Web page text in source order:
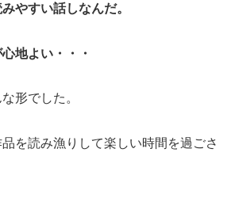
やすい話しなんだ。
地よい・・・
形でした。
を読み漁りして楽しい時間を過ごさ